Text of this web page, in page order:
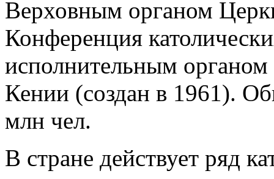
Верховным органом
Конференция
исполнительным органом
Кении (создан в 1961).
млн чел.
В стране действует ряд